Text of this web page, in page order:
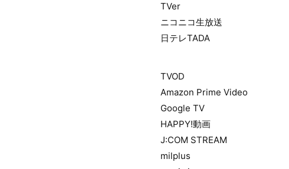
TVer
ニコニコ生放送
日テレTADA
TVOD
Amazon Prime Video
Google TV
HAPPY!動画
J:COM STREAM
milplus